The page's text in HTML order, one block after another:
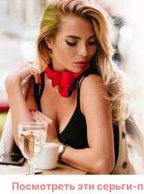
Посмотреть эти